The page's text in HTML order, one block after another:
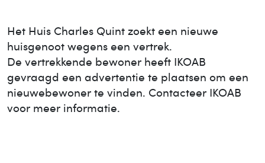
Het Huis Charles Quintzoekt een nieuwe
huisgenoot wegens een vertrek.
De vertrekkende bewoner heeft IKOAB
gevraagd een advertentie te plaatsen om een
nieuwebewoner te vinden. Contacteer IKOAB
voor meer informatie.